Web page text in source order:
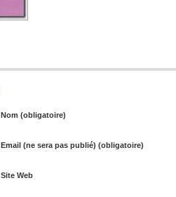
Nom (obligatoire)
Email (ne sera pas publié) (obligatoire)
Site Web